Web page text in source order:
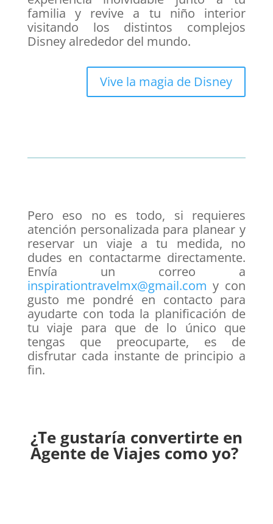
familia y revive a tu niño interior
visitando los distintos complejos
Disney alrededor del mundo.
Vive la magia de Disney
Pero eso no es todo, si requieres
atención personalizada para planear y
reservar un viaje a tu medida, no
dudes en contactarme directamente.
Envía un correo a
inspirationtravelmx@gmail.com y con
gusto me pondré en contacto para
ayudarte con toda la planificación de
tu viaje para que de lo único que
tengas que preocuparte, es de
disfrutar cada instante de principio a
fin.
¿Te gustaría convertirte en
Agente de Viajes como yo?